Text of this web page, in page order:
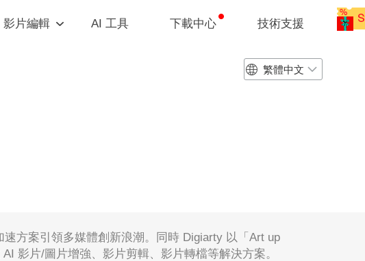
影片編輯 AI 工具 下載中心 技術支援
繁體中文
方案引領多媒體創新浪潮。同時 Digiarty 以「Art up
影片/圖片增強、影片剪輯、影片轉檔等解決方案。